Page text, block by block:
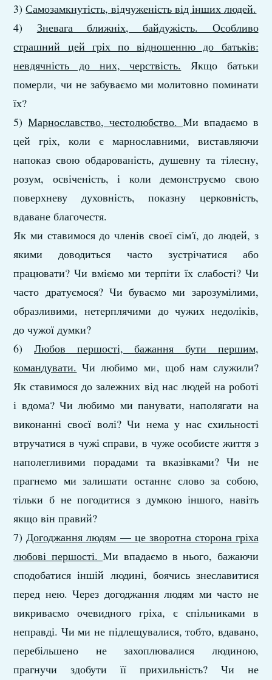
3)Самозамкнутість, відчуженість від інших людей.
4) Зневага ближніх, байдужість. Особливо
страшний цей гріх по відношенню до батьків:
невдячність до них, черствість. Якщо батьки
померли, чи не забуваємо ми молитовно поминати
їх?
5)Марнославство, честолюбство. Ми впадаємо в
цей гріх, коли є марнославними, виставляючи
напоказ свою обдарованість, душевну та тілесну,
розум, освіченість, і коли демонструємо свою
поверхневу духовність, показну церковність,
вдаване благочестя.
Як ми ставимося до членів своєї сім'ї, до людей, з
якими доводиться часто зустрічатися або
працювати? Чи вміємо ми терпіти їх слабості? Чи
часто дратуємося? Чи буваємо ми зарозумілими,
образливими, нетерплячими до чужих недоліків,
до чужої думки?
6)Любов першості, бажання бути першим,
командувати. Чи любимо ми, щоб нам служили?
Як ставимося до залежних від нас людей на роботі
і вдома? Чи любимо ми панувати, наполягати на
виконанні своєї волі? Чи нема у нас схильності
втручатися в чужі справи, в чуже особисте життя з
наполегливими порадами та вказівками? Чи не
прагнемо ми залишати останнє слово за собою,
тільки б не погодитися з думкою іншого, навіть
якщо він правий?
7)Догоджання людям — це зворотна сторона гріха
любові першості.Ми впадаємо в нього, бажаючи
сподобатися іншій людині, боячись знеславитися
перед нею. Через догоджання людям ми часто не
викриваємо очевидного гріха, є спільниками в
неправді. Чи ми не підлещувалися, тобто, вдавано,
перебільшено не захоплювалися людиною,
прагнучи здобути її прихильність? Чи не